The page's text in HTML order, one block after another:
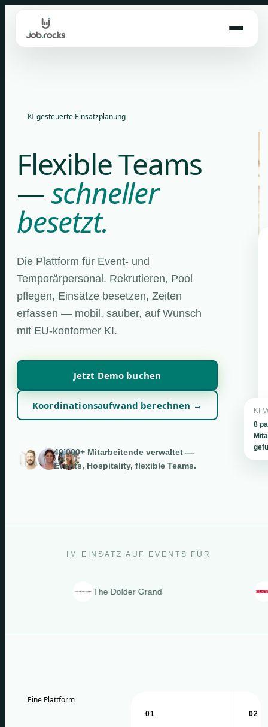
content
KI-gesteuerte Einsatzplanung
Flexible Teams
—schneller
besetzt.
Die Plattform für Event- und
Temporärpersonal. Rekrutieren, Pool
pflegen, Einsätze besetzen, Zeiten
erfassen — mobil, sauber, auf Wunsch
mit EU-konformer KI.
Jetzt Demo buchen
Koordinationsaufwand berechnen →
40’000+ Mitarbeitende verwaltet —
Events, Hospitality, flexible Teams.
KI-
8
IM EINSATZ AUF EVENTS FÜR
The Dolder Grand Clarins
Eine Plattform
01 02